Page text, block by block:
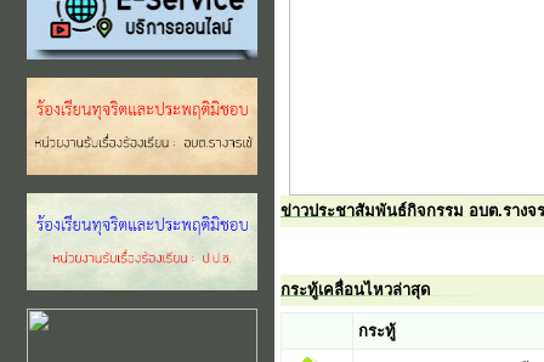
ข่าวประชาสัมพันธ์กิจกรรม อบต.รางจ
กระทู้เคลื่อนไหวล่าสุด
กระทู้